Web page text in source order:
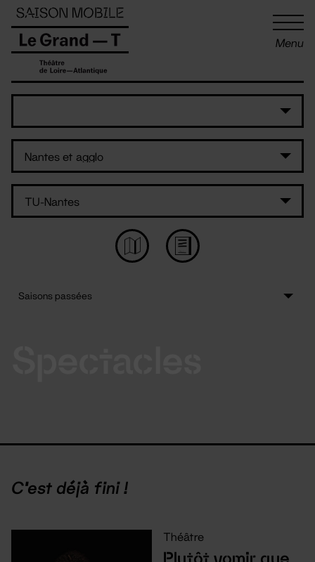
Menu
C'est déjà fini !
Théâtre
Plutôt vomir que
Panneau de gestion des cookies